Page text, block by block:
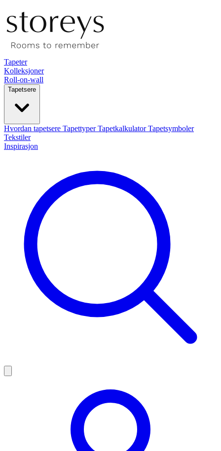
Tapeter
Kolleksjoner
Roll-on-wall
Tapetsere
Hvordan tapetsere TapettyperTapetkalkulatorTapetsymboler
Tekstiler
Inspirasjon